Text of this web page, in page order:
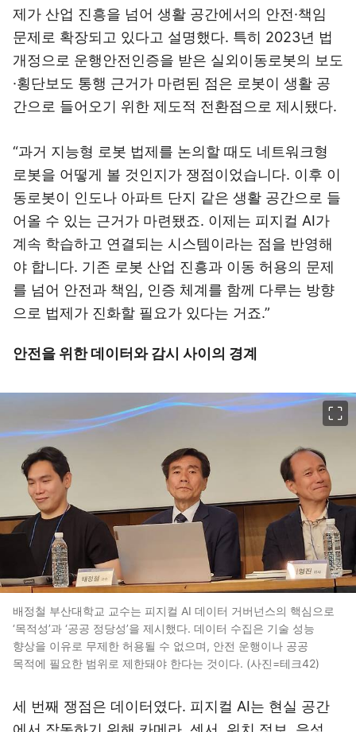
제가 산업 진흥을 넘어 생활 공간에서의 안전·책임
문제로 확장되고 있다고 설명했다. 특히 2023년 법
개정으로 운행안전인증을 받은 실외이동로봇의 보도
·횡단보도 통행 근거가 마련된 점은 로봇이 생활 공
간으로 들어오기 위한 제도적 전환점으로 제시됐다.
“과거 지능형 로봇 법제를 논의할 때도 네트워크형
로봇을 어떻게 볼 것인지가 쟁점이었습니다. 이후 이
동로봇이 인도나 아파트 단지 같은 생활 공간으로 들
어올 수 있는 근거가 마련됐죠. 이제는 피지컬 AI가
계속 학습하고 연결되는 시스템이라는 점을 반영해
야 합니다. 기존 로봇 산업 진흥과 이동 허용의 문제
를 넘어 안전과 책임, 인증 체계를 함께 다루는 방향
으로 법제가 진화할 필요가 있다는 거죠.”
안전을 위한 데이터와 감시 사이의 경계
배정철 부산대학교 교수는 피지컬 AI 데이터 거버넌스의 핵심으로
‘목적성’과 ‘공공 정당성’을 제시했다. 데이터 수집은 기술 성능
향상을 이유로 무제한 허용될 수 없으며, 안전 운행이나 공공
목적에 필요한 범위로 제한돼야 한다는 것이다. (사진=테크42)
세 번째 쟁점은 데이터였다. 피지컬 AI는 현실 공간